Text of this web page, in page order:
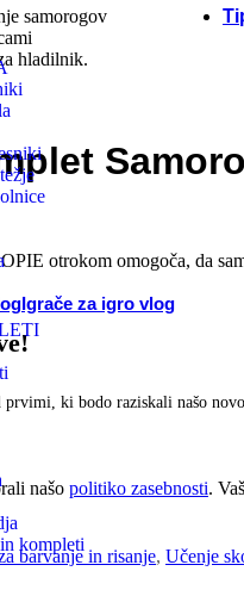
Igrače za igro vlog
kompleti
otrokom omogoča, da
ki bodo raziskali našo
našo politiko zasebnosti.
barvanje in risanje, Učenje